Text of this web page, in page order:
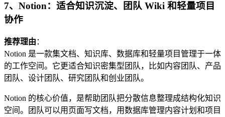
7、Notion：适合知识沉淀、团队 Wiki 和轻量项目
协作
推荐理由 ：
Notion 是一款集文档、知识库、数据库和轻量项目管理于一体
的工作空间。它更适合知识密集型团队，比如内容团队、产品
团队、设计团队、研究团队和创业团队。
Notion 的核心价值，是帮助团队把分散信息整理成结构化知识
空间。团队可以用页面写文档，用数据库管理内容计划和项目